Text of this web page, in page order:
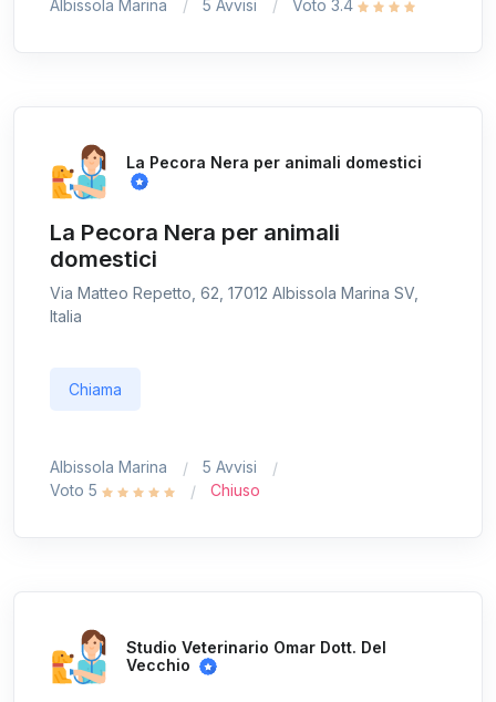
Albissola Marina 5 Avvisi Voto 3.4
La Pecora Nera per animali domestici
La Pecora Nera per animali
domestici
Via Matteo Repetto, 62, 17012 Albissola Marina SV,
Italia
Chiama
Albissola Marina
5 Avvisi
Voto 5
Chiuso
Studio Veterinario Omar Dott. Del
Vecchio